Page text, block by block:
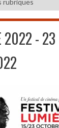
2022 - 23